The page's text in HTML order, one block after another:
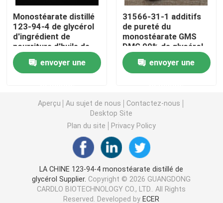
Émulsifiant alimentaire E471
Émulsifiant de catégorie comestible
Émulsifiants alimentaires naturels
Monoglycéride distillé
Monostéarate de glycérol
Émulsifiant de promoteur de gâteau
Monostéarate distillé
123-94-4 de glycérol
d'ingrédient de
nourriture d'huile de
palme
envoyer une
31566-31-1 additifs
de pureté du
monostéarate GMS
DMG 99% de glycérol
envoyer une
Aperçu Au sujet de nous
Contactez-nous
Desktop Site
Plan du site
Privacy Policy
LA CHINE 123-94-4 monostéarate distillé de
glycérol Supplier. Copyright © 2026 GUANGDONG
CARDLO BIOTECHNOLOGY CO., LTD.. All Rights
Reserved. Developed by ECER